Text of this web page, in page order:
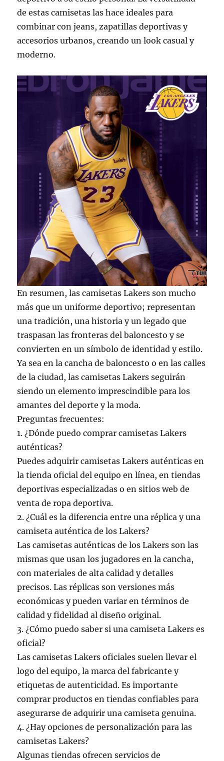
de estas camisetas las hace ideales para
combinar con jeans, zapatillas deportivas y
accesorios urbanos, creando un look casual y
moderno.
En resumen, las camisetas Lakers son mucho
más que un uniforme deportivo; representan
una tradición, una historia y un legado que
traspasan las fronteras del baloncesto y se
convierten en un símbolo de identidad y estilo.
Ya sea en la cancha de baloncesto o en las calles
de la ciudad, las camisetas Lakers seguirán
siendo un elemento imprescindible para los
amantes del deporte y la moda.
Preguntas frecuentes:
1. ¿Dónde puedo comprar camisetas Lakers
auténticas?
Puedes adquirir camisetas Lakers auténticas en
la tienda oficial del equipo en línea, en tiendas
deportivas especializadas o en sitios web de
venta de ropa deportiva.
2. ¿Cuál es la diferencia entre una réplica y una
camiseta auténtica de los Lakers?
Las camisetas auténticas de los Lakers son las
mismas que usan los jugadores en la cancha,
con materiales de alta calidad y detalles
precisos. Las réplicas son versiones más
económicas y pueden variar en términos de
calidad y fidelidad al diseño original.
3. ¿Cómo puedo saber si una camiseta Lakers es
oficial?
Las camisetas Lakers oficiales suelen llevar el
logo del equipo, la marca del fabricante y
etiquetas de autenticidad. Es importante
comprar productos en tiendas confiables para
asegurarse de adquirir una camiseta genuina.
4. ¿Hay opciones de personalización para las
camisetas Lakers?
Algunas tiendas ofrecen servicios de